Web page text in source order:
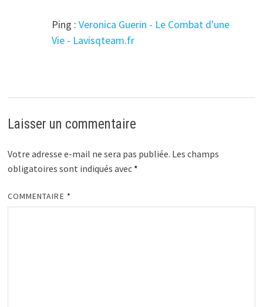
Ping : Veronica Guerin - Le Combat d'une
Vie - Lavisqteam.fr
Laisser un commentaire
Votre adresse e-mail ne sera pas publiée. Les champs
obligatoires sont indiqués avec *
COMMENTAIRE *